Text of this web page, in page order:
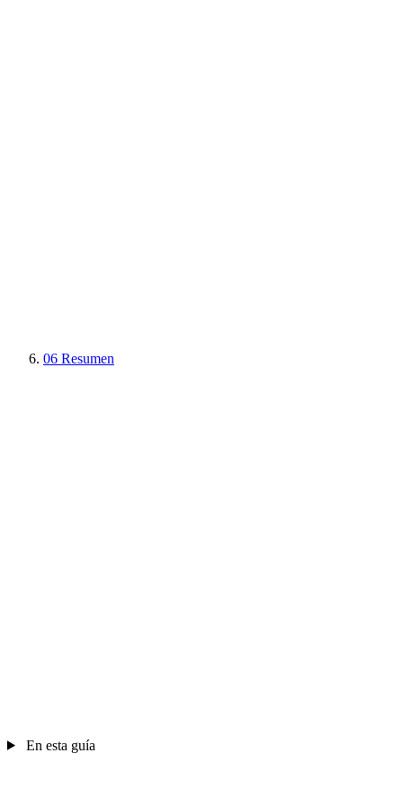
06 Resumen
En esta guía